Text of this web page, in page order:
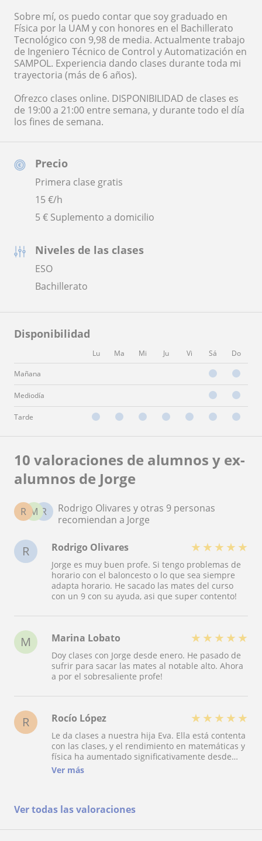
Precio
Primera clase gratis
15€/h
5 € Suplemento a domicilio
Niveles de las clases
ESO
Bachillerato
Disponibilidad
Lu Ma Mi Ju Vi Sá Do
Mañana
Mediodía
Tarde
Sobre mí, os puedo contar que soy graduado en
Física por la UAM y con honores en el Bachillerato
Tecnológico con 9,98 de media. Actualmente trabajo
de Ingeniero Técnico de Control y Automatización en
SAMPOL. Experiencia dando clases durante toda mi
trayectoria (más de 6 años).
Ofrezco clases online. DISPONIBILIDAD de clases es
de 19:00 a 21:00 entre semana, y durante todo el día
los fines de semana.
10 valoraciones de alumnos y ex-
alumnos de Jorge
R
M
R
Rodrigo Olivares y otras 9 personas
recomiendan a Jorge
R Rodrigo Olivares ★ ★ ★ ★ ★
Jorge es muy buen profe. Si tengo problemas de
horario con el baloncesto o lo que sea siempre
adapta horario. He sacado las mates del curso
con un 9 con su ayuda, asi que super contento!
M Marina Lobato ★ ★ ★ ★ ★
Doy clases con Jorge desde enero. He pasado de
sufrir para sacar las mates al notable alto. Ahora
a por el sobresaliente profe!
R Rocío López ★ ★ ★ ★ ★
Le da clases a nuestra hija Eva. Ella está contenta
con las clases, y el rendimiento en matemáticas y
física ha aumentado significativamente desde
que tienen las clases. Recomiendo contactar con
Ver más
Ver todas las valoraciones